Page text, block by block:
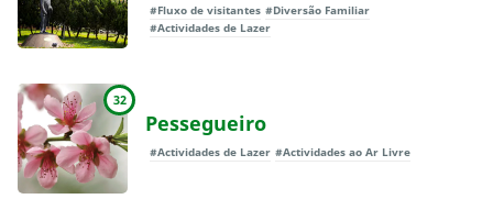
#Fluxo de visitantes #Diversão Familiar
#Actividades de Lazer
32
Pessegueiro
#Actividades de Lazer #Actividades ao Ar Livre